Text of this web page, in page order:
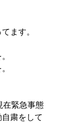
ます。
在緊急事態
粛をして